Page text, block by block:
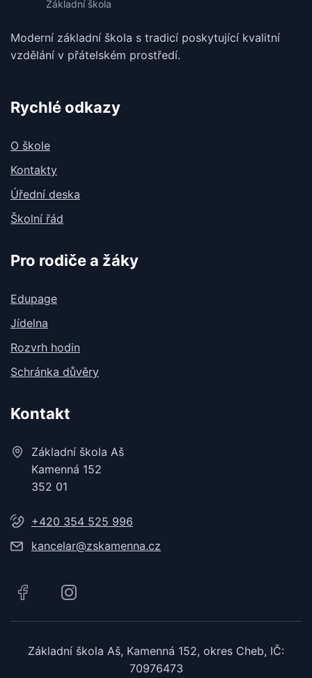
Moderní základní škola s tradicí poskytující kvalitní
vzdělání v přátelském prostředí.
Rychlé odkazy
O škole
Kontakty
Úřední deska
Školní řád
Pro rodiče a žáky
Edupage
Jídelna
Rozvrh hodin
Schránka důvěry
Kontakt
Základní škola Aš
Kamenná 152
352 01
+420 354 525 996
kancelar@zskamenna.cz
Základní škola Aš, Kamenná 152, okres Cheb, IČ:
70976473